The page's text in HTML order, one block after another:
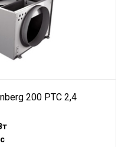
200 PTC 2,4